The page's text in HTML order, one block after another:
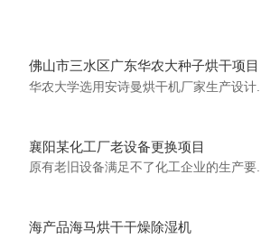
佛山市三水区广东华农大种子烘干项目
华农大学选用安诗曼烘干机厂家生产设计...
襄阳某化工厂老设备更换项目
原有老旧设备满足不了化工企业的生产要...
海产品海马烘干干燥除湿机